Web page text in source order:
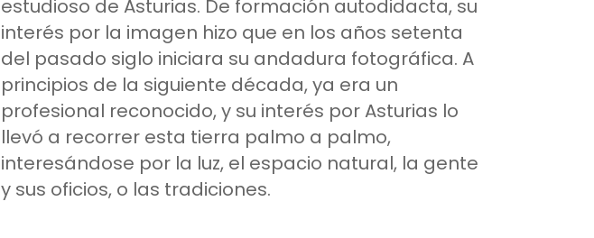
estudioso de Asturias. De formación autodidacta, su
interés por la imagen hizo que en los años setenta
del pasado siglo iniciara su andadura fotográfica. A
principios de la siguiente década, ya era un
profesional reconocido, y su interés por Asturias lo
llevó a recorrer esta tierra palmo a palmo,
interesándose por la luz, el espacio natural, la gente
y sus oficios, o las tradiciones.